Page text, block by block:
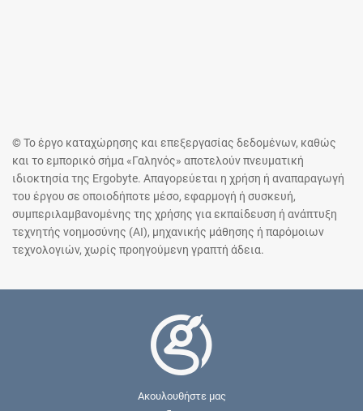
© Το έργο καταχώρησης και επεξεργασίας δεδομένων, καθώς
και το εμπορικό σήμα «Γαληνός» αποτελούν πνευματική
ιδιοκτησία της Ergobyte. Απαγορεύεται η χρήση ή αναπαραγωγή
του έργου σε οποιοδήποτε μέσο, εφαρμογή ή συσκευή,
συμπεριλαμβανομένης της χρήσης για εκπαίδευση ή ανάπτυξη
τεχνητής νοημοσύνης (AI), μηχανικής μάθησης ή παρόμοιων
τεχνολογιών, χωρίς προηγούμενη γραπτή άδεια.
Ακουλουθήστε μας